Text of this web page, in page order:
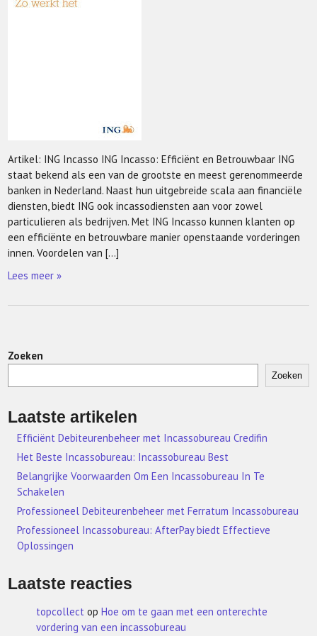
Artikel: ING Incasso ING Incasso: Efficiënt en Betrouwbaar ING
staat bekend als een van de grootste en meest gerenommeerde
banken in Nederland. Naast hun uitgebreide scala aan financiële
diensten, biedt ING ook incassodiensten aan voor zowel
particulieren als bedrijven. Met ING Incasso kunnen klanten op
een efficiënte en betrouwbare manier openstaande vorderingen
innen. Voordelen van […]
Lees meer »
Zoeken
Zoeken
Laatste artikelen
Efficiënt Debiteurenbeheer met Incassobureau Credifin
Het Beste Incassobureau: Incassobureau Best
Belangrijke Voorwaarden Om Een Incassobureau In Te
Schakelen
Professioneel Debiteurenbeheer met Ferratum Incassobureau
Professioneel Incassobureau: AfterPay biedt Effectieve
Oplossingen
Laatste reacties
topcollect opHoe om te gaan met een onterechte
vordering van een incassobureau